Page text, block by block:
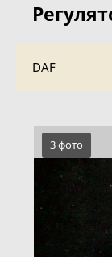
DAF
3 фото